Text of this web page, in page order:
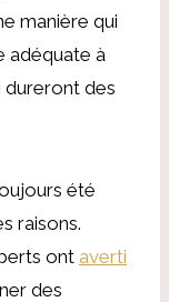
manière qui
adéquate à
dureront des
été
raisons.
ont averti
des